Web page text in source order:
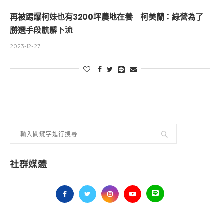
再被踢爆柯妹也有3200坪農地在養 柯美蘭：綠營為了
勝選手段骯髒下流
2023-12-27
社群媒體